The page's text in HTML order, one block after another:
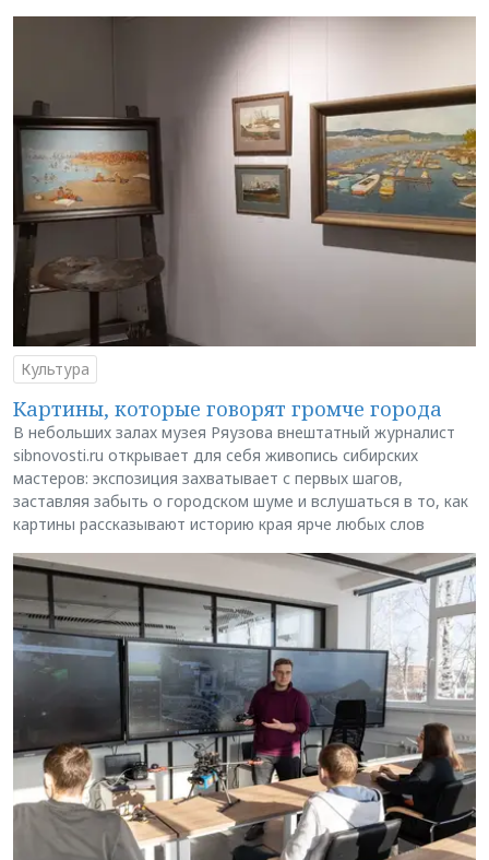
Культура
Картины, которые говорят громче города
В небольших залах музея Ряузова внештатный журналист
sibnovosti.ru открывает для себя живопись сибирских
мастеров: экспозиция захватывает с первых шагов,
заставляя забыть о городском шуме и вслушаться в то, как
картины рассказывают историю края ярче любых слов